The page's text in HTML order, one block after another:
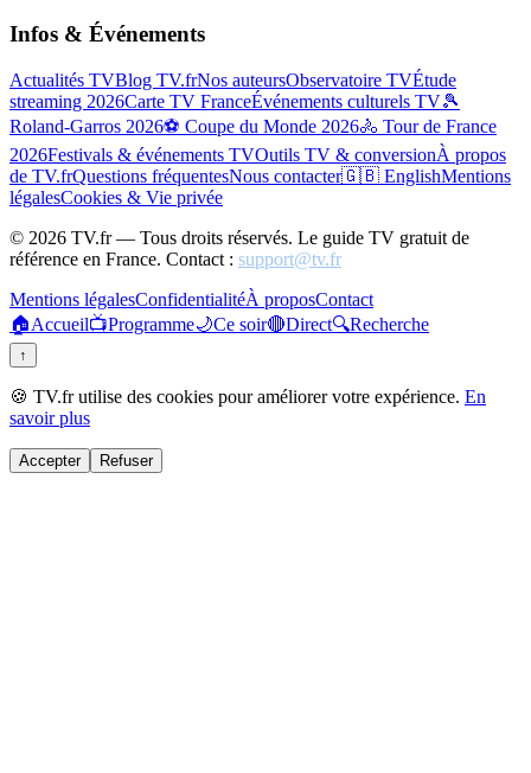
Infos & Événements
Actualités TVBlog TV.frNos auteursObservatoire TVÉtude
streaming 2026Carte TV FranceÉvénements culturels TV🎾
Roland-Garros 2026⚽ Coupe du Monde 2026🚴 Tour de France
2026Festivals & événements TVOutils TV & conversionÀ propos
de TV.frQuestions fréquentesNous contacter🇬🇧 EnglishMentions
légalesCookies & Vie privée
© 2026 TV.fr — Tous droits réservés. Le guide TV gratuit de
référence en France. Contact : support@tv.fr
Mentions légalesConfidentialitéÀ proposContact
🏠Accueil📺Programme🌙Ce soir🔴Direct🔍Recherche
↑
🍪 TV.fr utilise des cookies pour améliorer votre expérience. En
savoir plus
Accepter Refuser